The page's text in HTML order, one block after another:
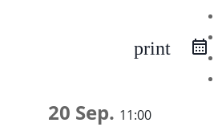
print
20 Sep. 11:00